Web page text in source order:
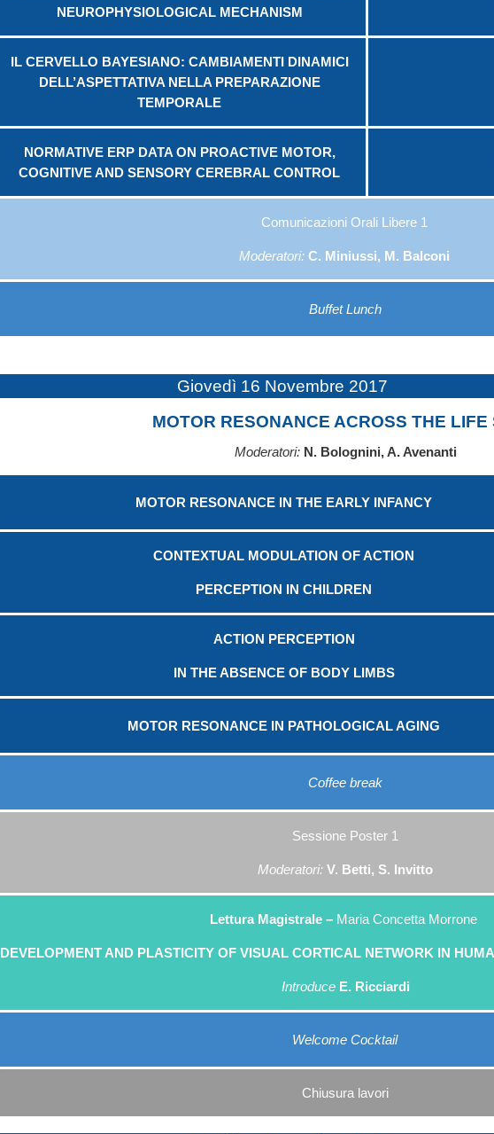
NEUROPHYSIOLOGICAL MECHANISM
IL CERVELLO BAYESIANO: CAMBIAMENTI DINAMICI
DELL’ASPETTATIVA NELLA PREPARAZIONE
TEMPORALE
NORMATIVE ERP DATA ON PROACTIVE MOTOR,
COGNITIVE AND SENSORY CEREBRAL CONTROL
Comunicazioni Orali Libere 1
Moderatori:C. Miniussi, M. Balconi
Buffet Lunch
Giovedì 16 Novembre 2017
MOTOR RESONANCE ACROSS THE LIFE
Moderatori: N. Bolognini, A. Avenanti
MOTOR RESONANCE IN THE EARLY INFANCY
CONTEXTUAL MODULATION OF ACTION
PERCEPTION IN CHILDREN
ACTION PERCEPTION
IN THE ABSENCE OF BODY LIMBS
MOTOR RESONANCE IN PATHOLOGICAL AGING
Coffee break
Sessione Poster 1
Moderatori: V. Betti, S. Invitto
Lettura Magistrale – Maria Concetta Morrone
DEVELOPMENT AND PLASTICITY OF VISUAL CORTICAL NETWORK IN
Introduce E. Ricciardi
Welcome Cocktail
Chiusura lavori